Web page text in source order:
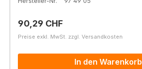
Regulärer Preis:
90,29 CHF
Preise exkl. MwSt. zzgl. Versandkosten
In den Warenkorb